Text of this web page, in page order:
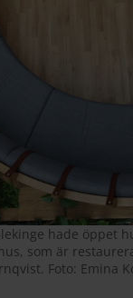
hade öppet
som är
Foto: Emina